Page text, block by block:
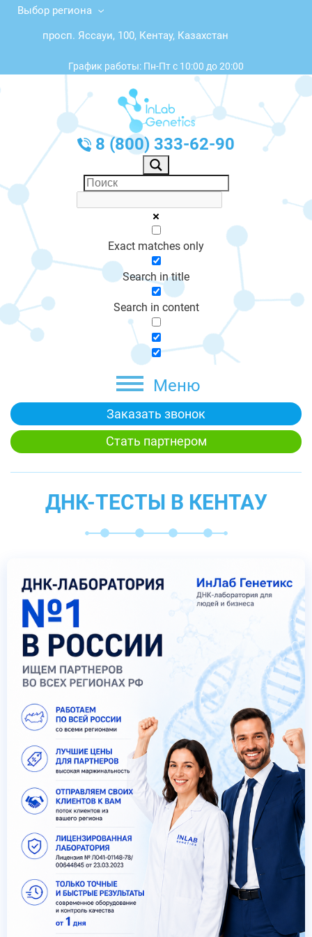
Выбор региона
просп. Яссауи, 100, Кентау, Казахстан
График работы: Пн-Пт с 10:00 до 20:00
8 (800) 333-62-90
Exact matches only
Search in title
Search in content
Меню
Заказать звонок
Стать партнером
ДНК-ТЕСТЫ В КЕНТАУ